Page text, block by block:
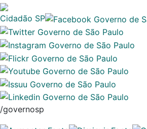
Cidadão SP
/governosp